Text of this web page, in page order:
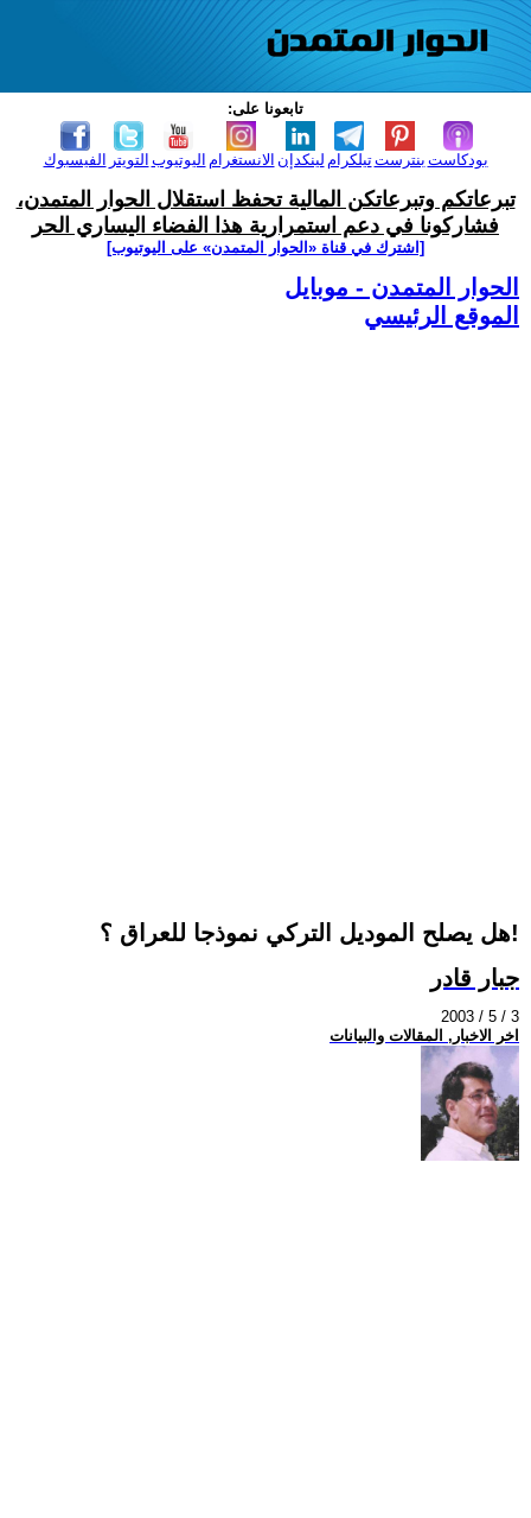
تابعونا على:
الفيسبوك التويتر اليوتيوب الانستغرام لينكدإن تيلكرامبنترست بودكاست
تبرعاتكم وتبرعاتكن المالية تحفظ استقلال الحوار المتمدن،
فشاركونا في دعم استمرارية هذا الفضاء اليساري الحر
[اشترك في قناة ‫«الحوار المتمدن» على اليوتيوب]
الحوار المتمدن - موبايل
الموقع الرئيسي
هل يصلح الموديل التركي نموذجا للعراق ؟!
جبار قادر
2003 / 5 / 3
اخر الاخبار, المقالات والبيانات